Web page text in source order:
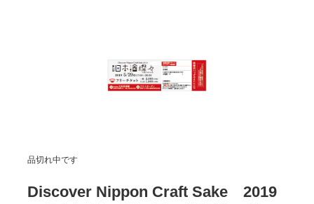
品切れ中です
Discover Nippon Craft Sake 2019